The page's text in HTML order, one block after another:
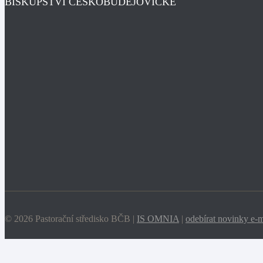
© 2026 Pastorační středisko BČB | IS OMNIA | odebírat novinky e-